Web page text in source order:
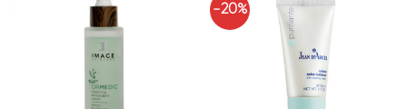
-20%